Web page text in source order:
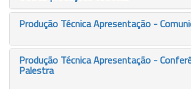
Produção Técnica Apresentação -
Produção Técnica Apresentação -
Palestra